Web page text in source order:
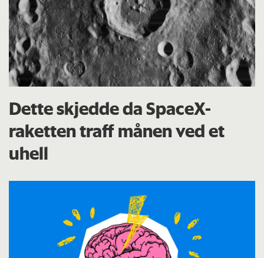
Dette skjedde da SpaceX-
raketten traff månen ved et
uhell